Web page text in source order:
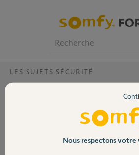
Volet
LES SUJETS SÉCURITÉ
Panne visiophone V200 RTS
Nous respectons votre